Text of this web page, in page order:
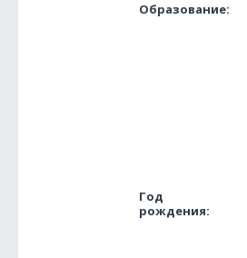
Образование:
Год
рождения: